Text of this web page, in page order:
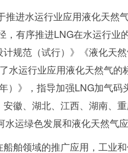
推进水运行业应用液化天然
，有序推进LNG在水运行
规范（试行）》《液化天
水运行业应用液化天然气
）》，指导加强LNG加气
徽、湖北、江西、湖南、
运绿色发展和液化天然气应
舶领域的推广应用，工业